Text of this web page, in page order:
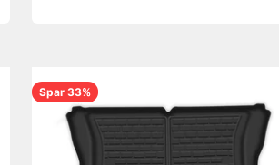
Spar 33%